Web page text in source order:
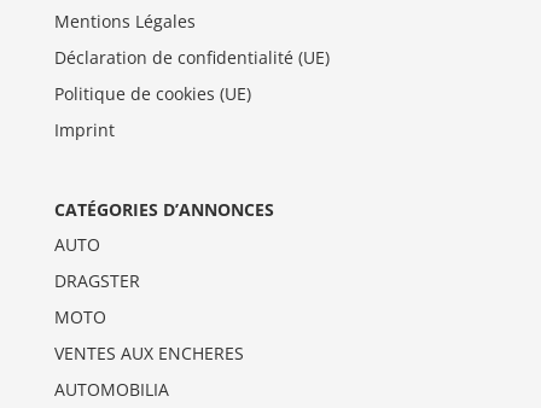
Mentions Légales
Déclaration de confidentialité (UE)
Politique de cookies (UE)
Imprint
CATÉGORIES D’ANNONCES
AUTO
DRAGSTER
MOTO
VENTES AUX ENCHERES
AUTOMOBILIA